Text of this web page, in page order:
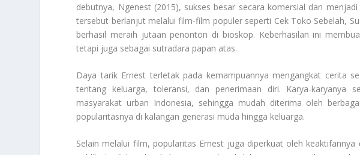
debutnya, Ngenest (2015), sukses besar secara komersial dan
tersebut berlanjut melalui film-film populer seperti Cek Toko Sebelah,
berhasil meraih jutaan penonton di bioskop. Keberhasilan ini
tetapi juga sebagai sutradara papan atas.
Daya tarik Ernest terletak pada kemampuannya mengangkat cerita
tentang keluarga, toleransi, dan penerimaan diri. Karya-karyanya
masyarakat urban Indonesia, sehingga mudah diterima oleh
popularitasnya di kalangan generasi muda hingga keluarga.
Selain melalui film, popularitas Ernest juga diperkuat oleh